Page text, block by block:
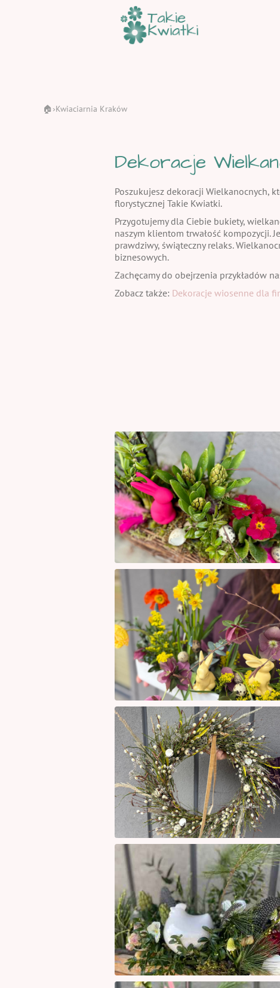
🏠 ›Kwiaciarnia Kraków
Dekoracje
Poszukujesz dekoracji Wielkanocnych,
florystycznej Takie Kwiatki.
Przygotujemy dla Ciebie bukiety,
naszym klientom trwałość kompozycji.
prawdziwy, świąteczny relaks.
biznesowych.
Zachęcamy do obejrzenia przykładów
Zobacz także: Dekoracje wiosenne dla